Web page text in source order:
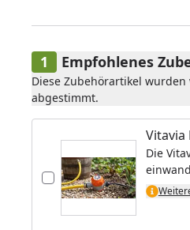
Bild anzeigen
zur Wunschliste hinzufügen
Empfohlenes
Diese Zubehörartikel
abgestimmt.
Vitavia
Die
frei von
zu